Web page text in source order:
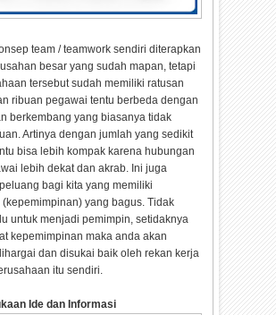
team / teamwork sendiri diterapkan
besar yang sudah mapan, tetapi
tersebut sudah memiliki ratusan
ribuan pegawai tentu berbeda dengan
berkembang yang biasanya tidak
Artinya dengan jumlah yang sedikit
bisa lebih kompak karena hubungan
lebih dekat dan akrab. Ini juga
bagi kita yang memiliki
(kepemimpinan) yang bagus. Tidak
untuk menjadi pemimpin, setidaknya
kepemimpinan maka anda akan
dan disukai baik oleh rekan kerja
itu sendiri.
Ide dan Informasi